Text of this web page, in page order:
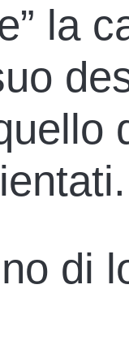
la
di